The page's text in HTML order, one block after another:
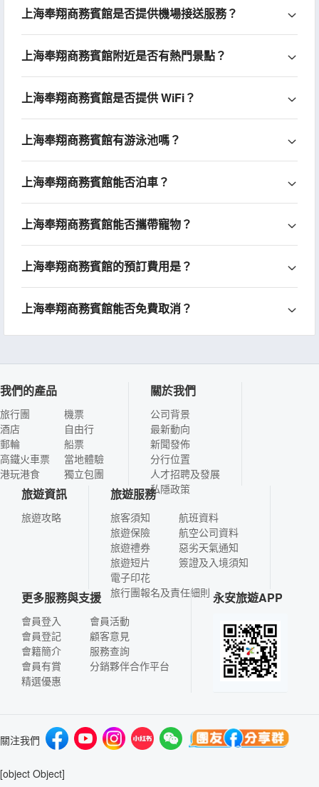
上海奉翔商務賓館是否提供機場接送服務？
上海奉翔商務賓館附近是否有熱門景點？
上海奉翔商務賓館是否提供 WiFi？
上海奉翔商務賓館有游泳池嗎？
上海奉翔商務賓館能否泊車？
上海奉翔商務賓館能否攜帶寵物？
上海奉翔商務賓館的預訂費用是？
上海奉翔商務賓館能否免費取消？
我們的產品
旅行團
酒店
郵輪
高鐵火車票
港玩港食
機票
自由行
船票
當地體驗
獨立包團
關於我們
公司背景
最新動向
新聞發佈
分行位置
人才招聘及發展
私隱政策
旅遊資訊
旅遊攻略
旅遊服務
旅客須知
旅遊保險
旅遊禮券
旅遊短片
電子印花
航班資料
航空公司資料
惡劣天氣通知
簽證及入境須知
旅行團報名及責任細則
更多服務與支援
會員登入
會員登記
會籍簡介
會員有賞
精選優惠
會員活動
顧客意見
服務查詢
分銷夥伴合作平台
永安旅遊APP
關注我們
[object Object]